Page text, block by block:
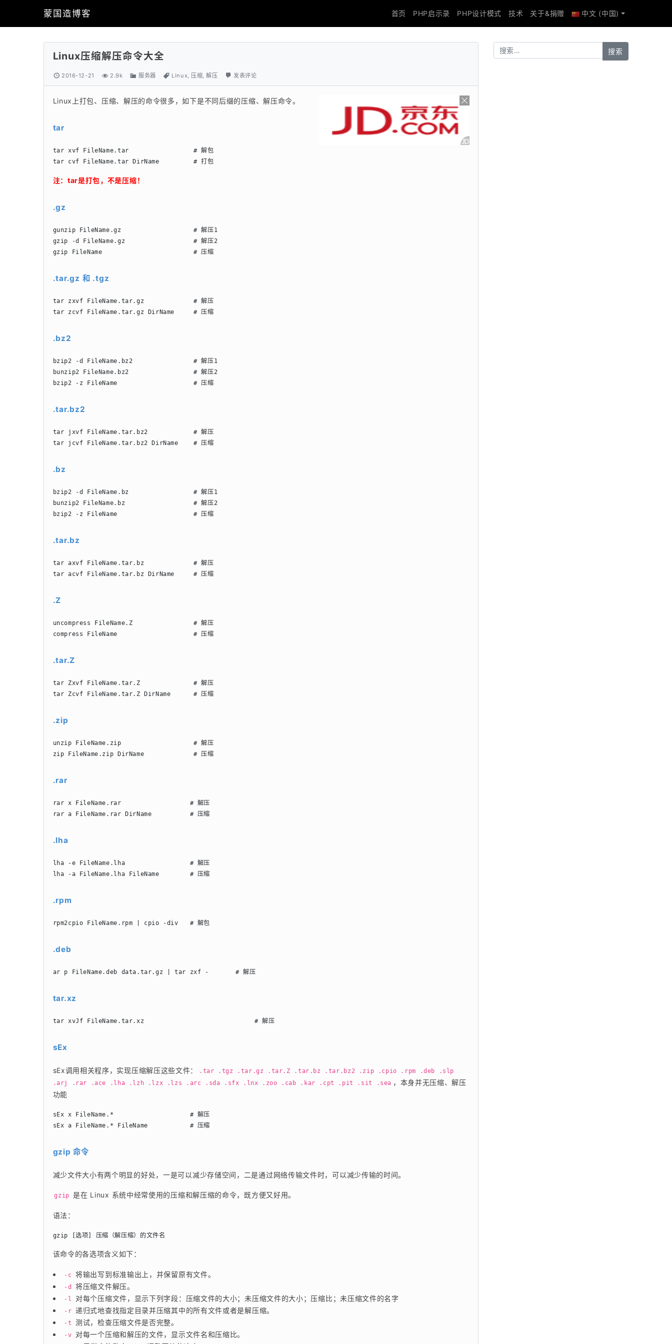
蒙国造博客 首页 PHP启示录 PHP设计模式 技术 关于&捐赠 中文 (中国)
Linux压缩解压命令大全
2016-12-21 2.9k 服务器 Linux 压缩 ,解压 发表评论
Linux上打包、压缩、解压的命令很多，如下是不同后缀的压缩、解压命令。
tar
tar xvf FileName.tar                 # 解包
tar cvf FileName.tar DirName         # 打包
注：tar是打包，不是压缩！
.gz
gunzip FileName.gz                   # 解压1
gzip -d FileName.gz                  # 解压2
gzip FileName                        # 压缩
.tar.gz 和 .tgz
tar zxvf FileName.tar.gz             # 解压
tar zcvf FileName.tar.gz DirName     # 压缩
.bz2
bzip2 -d FileName.bz2                # 解压1
bunzip2 FileName.bz2                 # 解压2
bzip2 -z FileName                    # 压缩
.tar.bz2
tar jxvf FileName.tar.bz2            # 解压
tar jcvf FileName.tar.bz2 DirName    # 压缩
.bz
bzip2 -d FileName.bz                 # 解压1
bunzip2 FileName.bz                  # 解压2
bzip2 -z FileName                    # 压缩
.tar.bz
tar axvf FileName.tar.bz             # 解压
tar acvf FileName.tar.bz DirName     # 压缩
.Z
uncompress FileName.Z                # 解压
compress FileName                    # 压缩
.tar.Z
tar Zxvf FileName.tar.Z              # 解压
tar Zcvf FileName.tar.Z DirName      # 压缩
.zip
unzip FileName.zip                   # 解压
zip FileName.zip DirName             # 压缩
.rar
rar x FileName.rar                  # 解压
rar a FileName.rar DirName          # 压缩
.lha
lha -e FileName.lha                 # 解压
lha -a FileName.lha FileName        # 压缩
.rpm
rpm2cpio FileName.rpm | cpio -div   # 解包
.deb
ar p FileName.deb data.tar.gz | tar zxf -       # 解压
tar.xz
tar xvJf FileName.tar.xz                             # 解压
sEx
sEx调用相关程序，实现压缩解压这些文件：
.tar .tgz .tar.gz .tar.Z .tar.bz .tar.bz2 .zip .cpio .rpm .deb .slp
.arj .rar .ace .lha .lzh .lzx .lzs .arc .sda .sfx .lnx .zoo .cab .kar .cpt .pit .sit .sea ，本身并无压缩、解压
功能
sEx x FileName.*                    # 解压
sEx a FileName.* FileName           # 压缩
gzip 命令
减少文件大小有两个明显的好处，一是可以减少存储空间，二是通过网络传输文件时，可以减少传输的时间。
gzip 是在 Linux 系统中经常使用的压缩和解压缩的命令，既方便又好用。
语法：
gzip [选项] 压缩（解压缩）的文件名
该命令的各选项含义如下：
-c 将输出写到标准输出上，并保留原有文件。
-d 将压缩文件解压。
-l 对每个压缩文件，显示下列字段：压缩文件的大小；未压缩文件的大小；压缩比；未压缩文件的名字
-r 递归式地查找指定目录并压缩其中的所有文件或者是解压缩。
-t 测试，检查压缩文件是否完整。
-v 对每一个压缩和解压的文件，显示文件名和压缩比。